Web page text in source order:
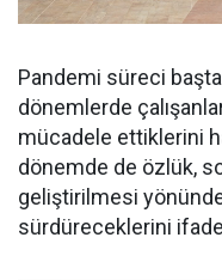
Pandemi süreci
dönemlerde
mücadele ettiklerini
dönemde de özlük,
geliştirilmesi
sürdüreceklerini